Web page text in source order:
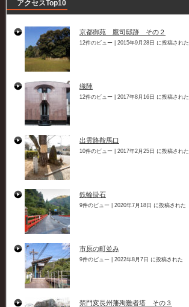
アクセスTop10
京都御苑 鷹司邸跡 その２
12件のビュー 2015年9月28日 に投稿された
織陣
12件のビュー 2017年8月16日 に投稿された
出雲路鞍馬口
10件のビュー 2017年2月25日 に投稿された
鉄輪掛石
9件のビュー 2020年7月18日 に投稿された
市原の町並み
9件のビュー 2022年8月7日 に投稿された
禁門変長州藩殉難者塔 その３